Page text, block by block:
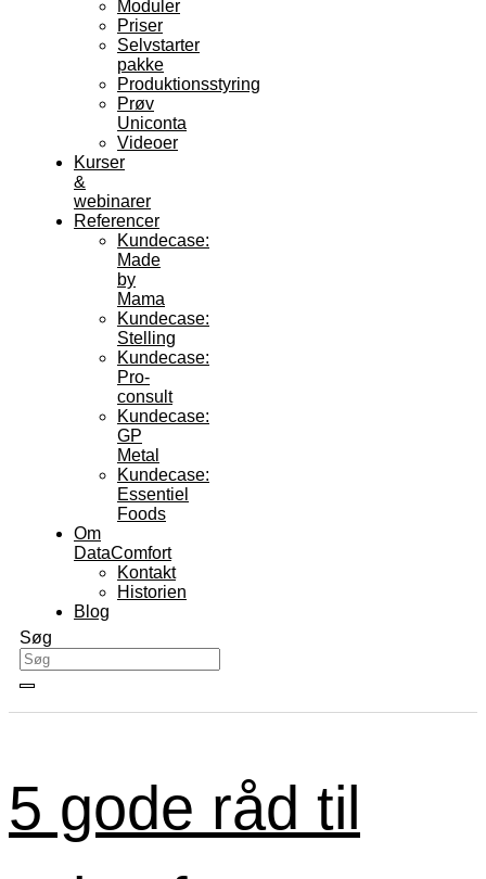
Moduler
Priser
Selvstarter
pakke
Produktionsstyring
Prøv
Uniconta
Videoer
Kurser
&
webinarer
Referencer
Kundecase:
Made
by
Mama
Kundecase:
Stelling
Kundecase:
Pro-
consult
Kundecase:
GP
Metal
Kundecase:
Essentiel
Foods
Om
DataComfort
Kontakt
Historien
Blog
Søg
5 gode råd til